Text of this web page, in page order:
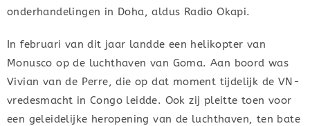
onderhandelingen in Doha, aldus Radio Okapi.
In februari van dit jaar landde een helikopter van
Monusco op de luchthaven van Goma. Aan boord was
Vivian van de Perre, die op dat moment tijdelijk de VN-
vredesmacht in Congo leidde. Ook zij pleitte toen voor
een geleidelijke heropening van de luchthaven, ten bate